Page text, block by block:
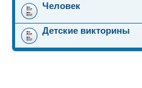
Человек
Детские викторины